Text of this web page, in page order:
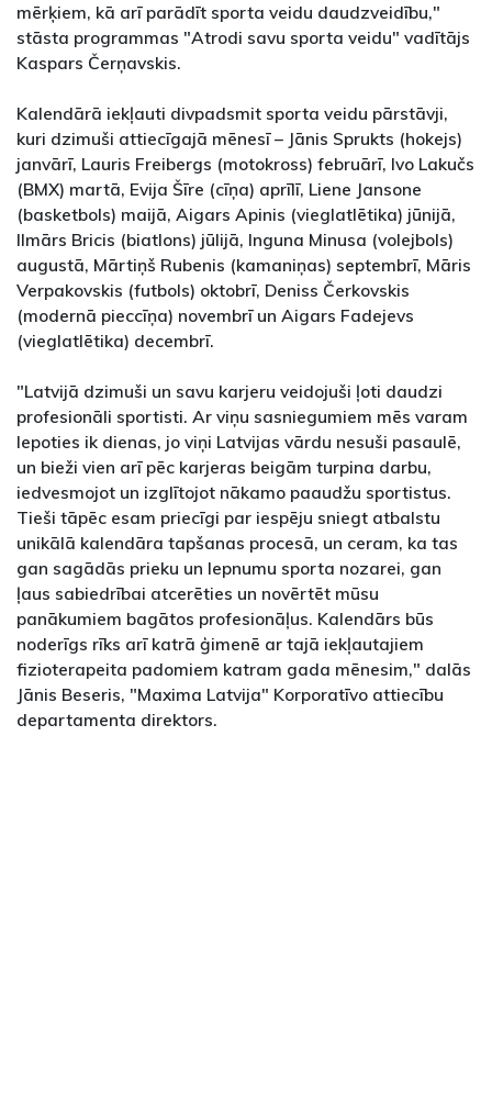
mērķiem, kā arī parādīt sporta veidu daudzveidību,"
stāsta programmas "Atrodi savu sporta veidu" vadītājs
Kaspars Čerņavskis.
Kalendārā iekļauti divpadsmit sporta veidu pārstāvji,
kuri dzimuši attiecīgajā mēnesī – Jānis Sprukts (hokejs)
janvārī, Lauris Freibergs (motokross) februārī, Ivo Lakučs
(BMX) martā, Evija Šīre (cīņa) aprīlī, Liene Jansone
(basketbols) maijā, Aigars Apinis (vieglatlētika) jūnijā,
Ilmārs Bricis (biatlons) jūlijā, Inguna Minusa (volejbols)
augustā, Mārtiņš Rubenis (kamaniņas) septembrī, Māris
Verpakovskis (futbols) oktobrī, Deniss Čerkovskis
(modernā pieccīņa) novembrī un Aigars Fadejevs
(vieglatlētika) decembrī.
"Latvijā dzimuši un savu karjeru veidojuši ļoti daudzi
profesionāli sportisti. Ar viņu sasniegumiem mēs varam
lepoties ik dienas, jo viņi Latvijas vārdu nesuši pasaulē,
un bieži vien arī pēc karjeras beigām turpina darbu,
iedvesmojot un izglītojot nākamo paaudžu sportistus.
Tieši tāpēc esam priecīgi par iespēju sniegt atbalstu
unikālā kalendāra tapšanas procesā, un ceram, ka tas
gan sagādās prieku un lepnumu sporta nozarei, gan
ļaus sabiedrībai atcerēties un novērtēt mūsu
panākumiem bagātos profesionāļus. Kalendārs būs
noderīgs rīks arī katrā ģimenē ar tajā iekļautajiem
fizioterapeita padomiem katram gada mēnesim," dalās
Jānis Beseris, "Maxima Latvija" Korporatīvo attiecību
departamenta direktors.